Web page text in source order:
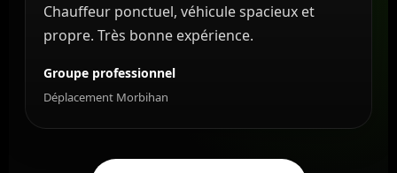
Chauffeur ponctuel, véhicule spacieux et
propre. Très bonne expérience.
Groupe professionnel
Déplacement Morbihan